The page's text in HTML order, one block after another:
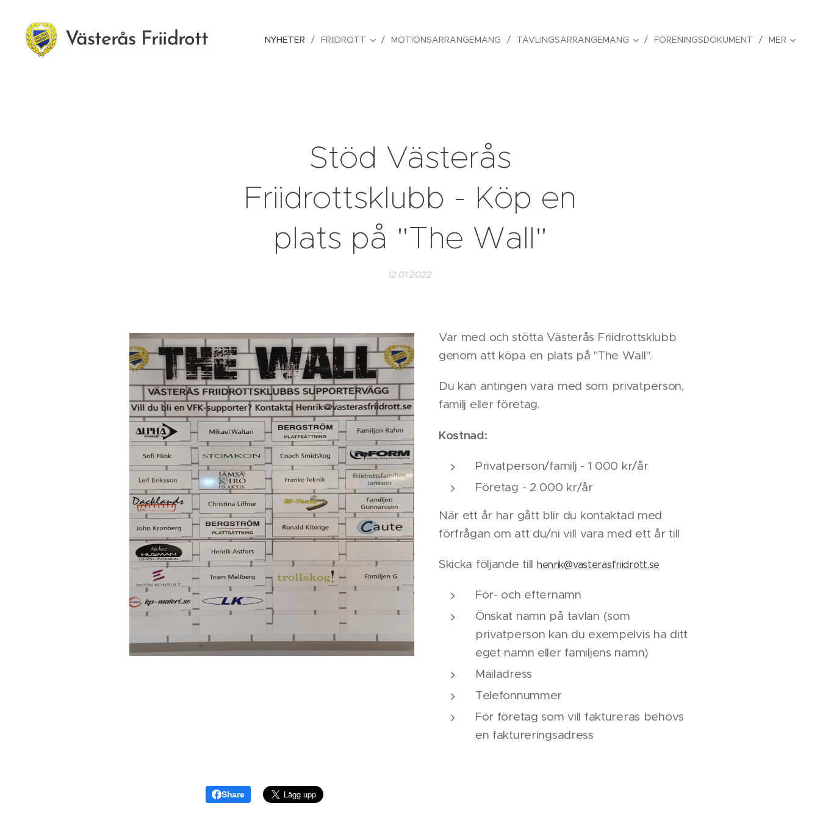
Västerås Friidrott NYHETER FRIIDROTT MOTIONSARRANGEMANG TÄVLINGSARRANGEMANG FÖRENINGSDOKUMENT MER
Stöd Västerås
Friidrottsklubb - Köp en
plats på "The Wall"
12.01.2022
Var med och stötta Västerås Friidrottsklubb
genom att köpa en plats på "The Wall".
Du kan antingen vara med som privatperson,
familj eller företag.
Kostnad:
Privatperson/familj - 1 000 kr/år
Företag - 2 000 kr/år
När ett år har gått blir du kontaktad med
förfrågan om att du/ni vill vara med ett år till
Skicka följande till henrik@vasterasfriidrott.se
För- och efternamn
Önskat namn på tavlan (som
privatperson kan du exempelvis ha ditt
eget namn eller familjens namn)
Mailadress
Telefonnummer
För företag som vill faktureras behövs
en faktureringsadress
Share